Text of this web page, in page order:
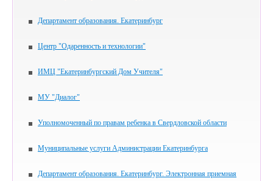
Департамент образования. Екатеринбург
Центр "Одаренность и технологии"
ИМЦ "Екатеринбургский Дом Учителя"
МУ "Диалог"
Уполномоченный по правам ребенка в Свердловской области
Муниципальные услуги Администрации Екатеринбурга
Департамент образования. Екатеринбург. Электронная приемная